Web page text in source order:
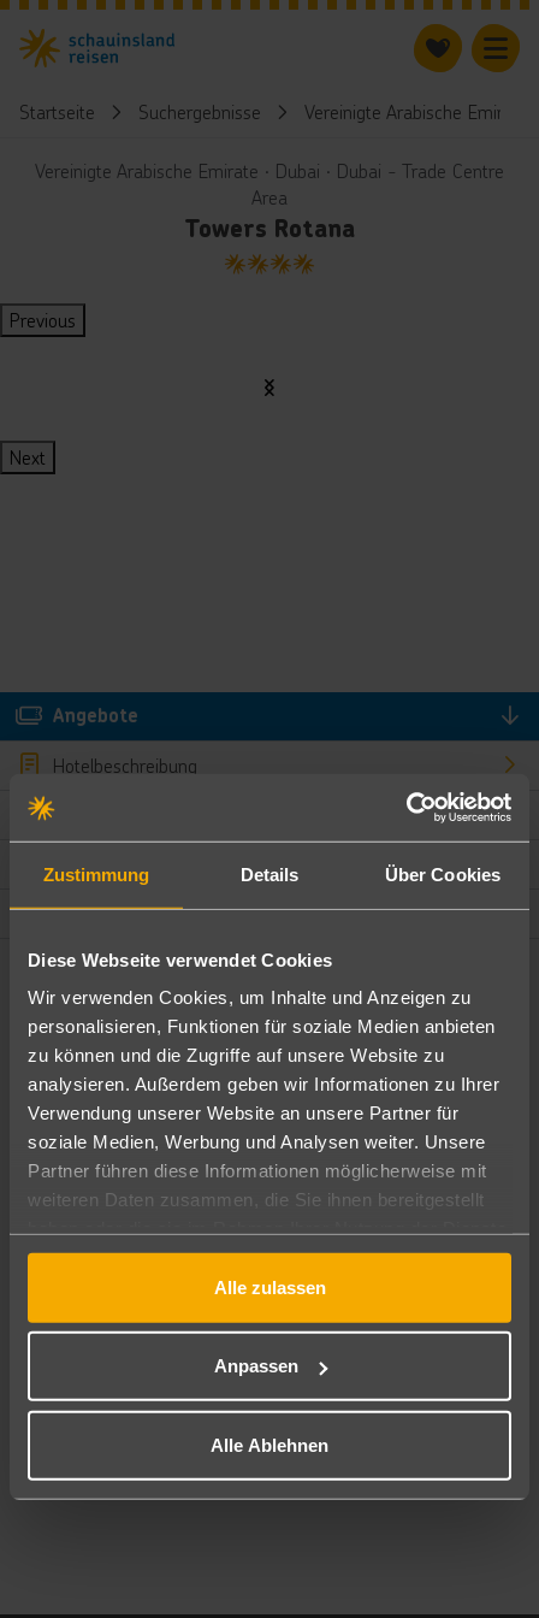
Zustimmung Details Über Cookies
Diese Webseite verwendet Cookies
Wir verwenden Cookies, um Inhalte und Anzeigen zu
personalisieren, Funktionen für soziale Medien anbieten
zu können und die Zugriffe auf unsere Website zu
analysieren. Außerdem geben wir Informationen zu Ihrer
Verwendung unserer Website an unsere Partner für
soziale Medien, Werbung und Analysen weiter. Unsere
Partner führen diese Informationen möglicherweise mit
weiteren Daten zusammen, die Sie ihnen bereitgestellt
gesammelt haben.
Alle zulassen
Anpassen
Alle Ablehnen
Startseite Suchergebnisse Vereinigte Arabische Emirate
Vereinigte Arabische Emirate ∙ Dubai ∙ Dubai - Trade Centre
Area
Towers Rotana
4
Previous
Next
Angebote
Hotelbeschreibung
Hotelmerkmale
Bewertungen
Lage und Umgebung
Angebote filtern
Ändere die Kriterien nach deinen Wünschen
Pauschal Nur Hotel
Abflughafen
Reisezeitraum
10.08.26–08.08.27 7-21 Nächte
2 Erwachsene Keine Kinder